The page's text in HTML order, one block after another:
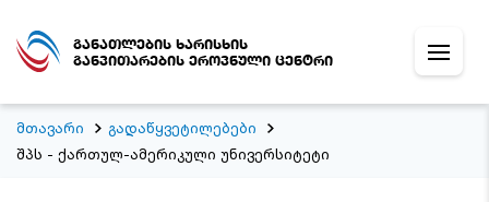
განათლების ხარისხის
განვითარების ეროვნული ცენტრი
მთავარი
გადაწყვეტილებები
შპს - ქართულ-ამერიკული უნივერსიტეტი